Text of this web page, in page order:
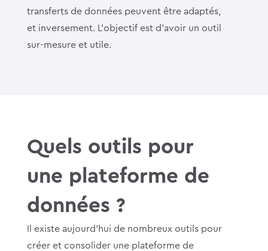
transferts de données peuvent être adaptés,
et inversement. L’objectif est d’avoir un outil
sur-mesure et utile.
Quels outils pour
une plateforme de
données ?
Il existe aujourd’hui de nombreux outils pour
créer et consolider une plateforme de